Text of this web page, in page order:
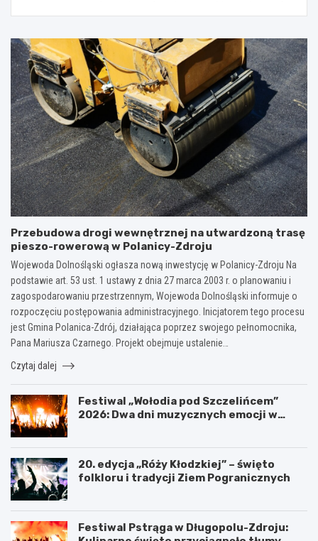
Przebudowa drogi wewnętrznej na utwardzoną trasę
pieszo-rowerową w Polanicy-Zdroju
Wojewoda Dolnośląski ogłasza nową inwestycję w Polanicy-Zdroju Na
podstawie art. 53 ust. 1 ustawy z dnia 27 marca 2003 r. o planowaniu i
zagospodarowaniu przestrzennym, Wojewoda Dolnośląski informuje o
rozpoczęciu postępowania administracyjnego. Inicjatorem tego procesu
jest Gmina Polanica-Zdrój, działająca poprzez swojego pełnomocnika,
Pana Mariusza Czarnego. Projekt obejmuje ustalenie…
Czytaj dalej
Festiwal „Wołodia pod Szczelińcem”
2026: Dwa dni muzycznych emocji w
20. edycja „Róży Kłodzkiej” – święto
folkloru i tradycji Ziem Pogranicznych
Festiwal Pstrąga w Długopolu-Zdroju: